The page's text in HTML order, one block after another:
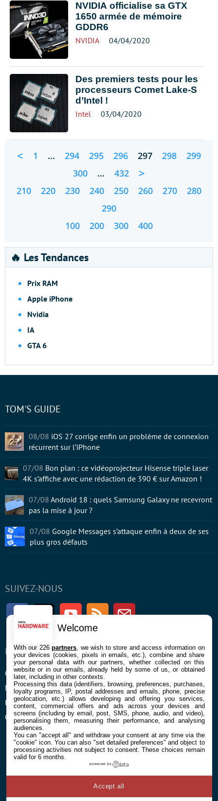
NVIDIA officialise sa GTX
1650 armée de mémoire
GDDR6
NVIDIA 04/04/2020
Des premiers tests pour les
processeurs Comet Lake-S
d’Intel !
Intel 03/04/2020
< 1 … 294 295 296 297 298
299
300
… 432 >
210 220 230 240 250 260 270
280
290
100
200 300 400
🔥 Les Tendances
Prix RAM
Apple iPhone
Nvidia
IA
GTA 6
SUIVEZ-NOUS
FacebookTwitter Youtube RSS Newsletter
ENTREPRISE
Confidentialité et Cookies
Mentions légales et CGU
Préférences Cookies
Qui sommes nous
À PROPOS
Contact
TOM'S GUIDE
08/08 iOS 27 corrige enfin un problème de connexion
récurrent sur l’iPhone
07/08 Bon plan : ce vidéoprojecteur Hisense triple laser
4K s’affiche avec une rédaction de 390 € sur Amazon !
07/08 Android 18 : quels Samsung Galaxy ne recevront
pas la mise à jour ?
07/08 Google Messages s’attaque enfin à deux de ses
plus gros défauts
Welcome
With our 226partners , we wish to store and access information on
your devices (cookies, pixels in emails, etc.), combine and share
your personal data with our partners, whether collected on this
website or in our emails, already held by some of us, or obtained
later, including in other contexts.
Processing this data (identifiers, browsing, preferences, purchases,
loyalty programs, IP, postal addresses and emails, phone, precise
geolocation, etc.) allows developing and offering you services,
content, commercial offers and ads across your devices and
screens (including by email, post, SMS, phone, audio, and video),
personalising them, measuring their performance, and analysing
audiences.
You can "accept all" and withdraw your consent at any time via the
"cookie" icon. You can also "set detailed preferences" and object to
processing activities not subject to consent. These choices remain
valid for 6 months.
powered by
Accept all